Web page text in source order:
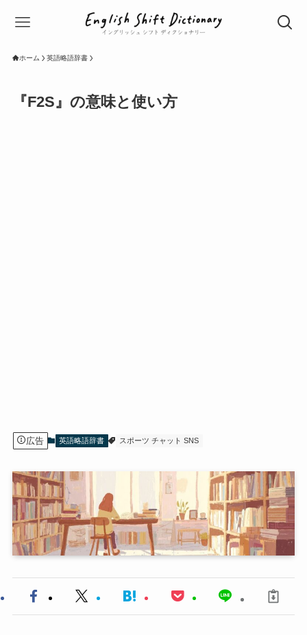
ホーム 英語略語辞書
『F2S』の意味と使い方
広告 英語略語辞書 スポーツ チャット SNS